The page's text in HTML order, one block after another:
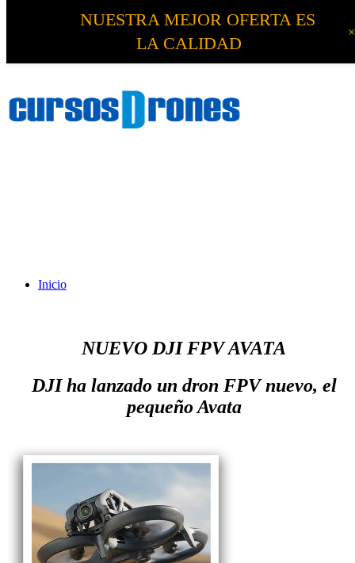
Inicio
NUEVO DJI FPV AVATA
DJI ha lanzado un dron FPV nuevo, el
pequeño Avata
NUESTRA MEJOR OFERTA ES
LA CALIDAD